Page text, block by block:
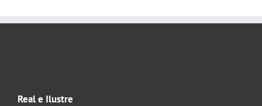
Real e Ilustre